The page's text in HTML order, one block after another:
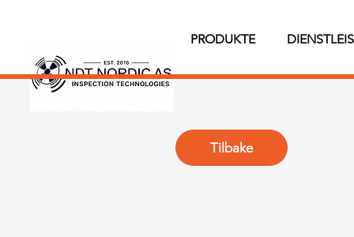
PRODUKTE
Tilbake